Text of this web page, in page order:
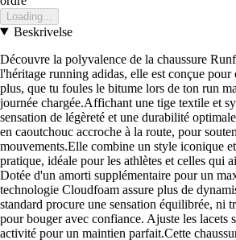
Loading...
Beskrivelse
Découvre la polyvalence de la chaussure
l'héritage running adidas, elle est conçue pour
plus, que tu foules le bitume lors de ton run
journée chargée.Affichant une tige textile et
sensation de légèreté et une durabilité
en caoutchouc accroche à la route, pour
mouvements.Elle combine un style iconique
pratique, idéale pour les athlètes et celles qui
Dotée d'un amorti supplémentaire pour un
technologie Cloudfoam assure plus de
standard procure une sensation équilibrée, ni
pour bouger avec confiance. Ajuste les lacets
activité pour un maintien parfait.Cette